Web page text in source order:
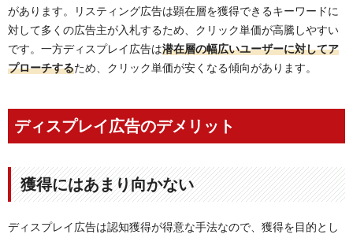
があります。リスティング広告は顕在層を獲得できるキーワードに
対して多くの広告主が入札するため、クリック単価が高騰しやすい
です。一方ディスプレイ広告は潜在層の幅広いユーザーに対してア
プローチするため、クリック単価が安くなる傾向があります。
ディスプレイ広告のデメリット
獲得にはあまり向かない
ディスプレイ広告は認知獲得が得意な手法なので、獲得を目的とし